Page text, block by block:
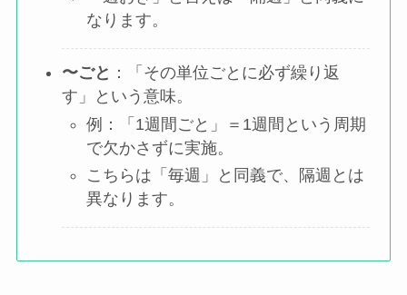
なります。
〜ごと ：「その単位ごとに必ず繰り返
す」という意味。
例：「1週間ごと」＝1週間という周期
で欠かさずに実施。
こちらは「毎週」と同義で、隔週とは
異なります。